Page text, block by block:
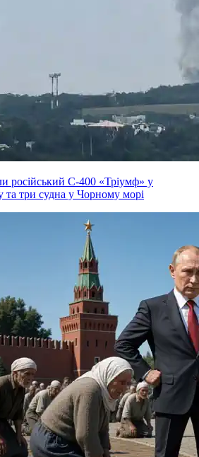
російський С-400 «Тріумф» у
та три судна у Чорному морі